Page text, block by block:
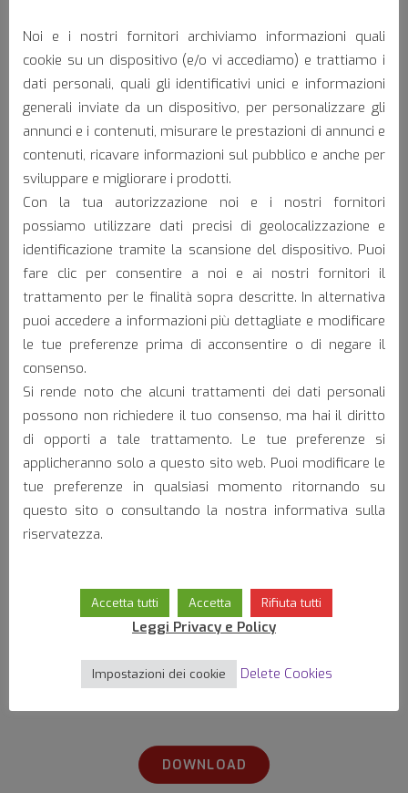
Area of application:
Homologations:
Download data sheet
DOWNLOAD
Noi e i nostri fornitori archiviamo informazioni quali
cookie su un dispositivo (e/o vi accediamo) e trattiamo i
dati personali, quali gli identificativi unici e informazioni
generali inviate da un dispositivo, per personalizzare gli
annunci e i contenuti, misurare le prestazioni di annunci e
contenuti, ricavare informazioni sul pubblico e anche per
sviluppare e migliorare i prodotti.
Con la tua autorizzazione noi e i nostri fornitori
possiamo utilizzare dati precisi di geolocalizzazione e
identificazione tramite la scansione del dispositivo. Puoi
fare clic per consentire a noi e ai nostri fornitori il
trattamento per le finalità sopra descritte. In alternativa
puoi accedere a informazioni più dettagliate e modificare
le tue preferenze prima di acconsentire o di negare il
consenso.
Si rende noto che alcuni trattamenti dei dati personali
possono non richiedere il tuo consenso, ma hai il diritto
di opporti a tale trattamento. Le tue preferenze si
applicheranno solo a questo sito web. Puoi modificare le
tue preferenze in qualsiasi momento ritornando su
questo sito o consultando la nostra informativa sulla
riservatezza.
Accetta tutti Accetta Rifiuta tutti
Leggi Privacy e Policy
Impostazioni dei cookie Delete Cookies